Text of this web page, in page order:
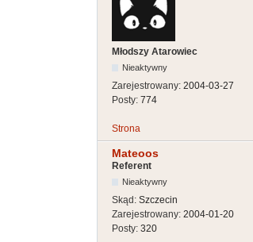
Młodszy Atarowiec
Nieaktywny
Zarejestrowany: 2004-03-27
Posty: 774
Strona
Mateoos
Referent
Nieaktywny
Skąd: Szczecin
Zarejestrowany: 2004-01-20
Posty: 320